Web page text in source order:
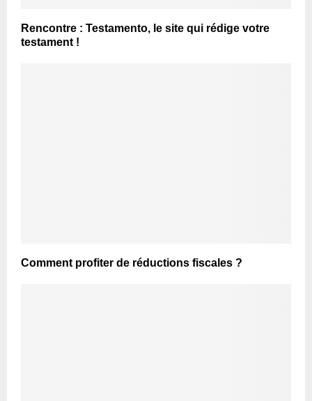
Rencontre : Testamento, le site qui rédige votre
testament !
Comment profiter de réductions fiscales ?